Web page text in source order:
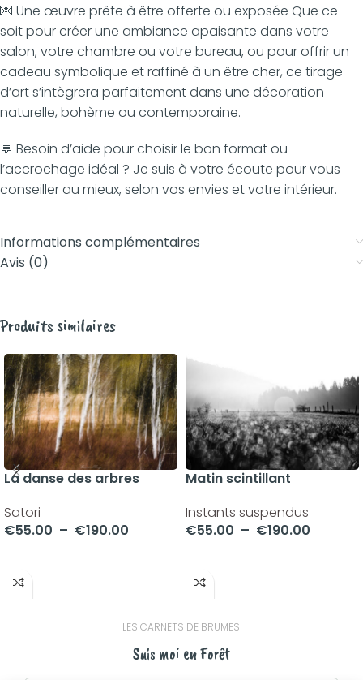
💌 Une œuvre prête à être offerte ou exposée Que ce
soit pour créer une ambiance apaisante dans votre
salon, votre chambre ou votre bureau, ou pour offrir un
cadeau symbolique et raffiné à un être cher, ce tirage
d’art s’intègrera parfaitement dans une décoration
naturelle, bohème ou contemporaine.
💬 Besoin d’aide pour choisir le bon format ou
l’accrochage idéal ? Je suis à votre écoute pour vous
conseiller au mieux, selon vos envies et votre intérieur.
Informations complémentaires
Avis (0)
Produits similaires
La danse des arbres
Satori
€55.00 – €190.00
Matin scintillant
Instants suspendus
€55.00 – €190.00
LES CARNETS DE BRUMES
Suis moi en Forêt